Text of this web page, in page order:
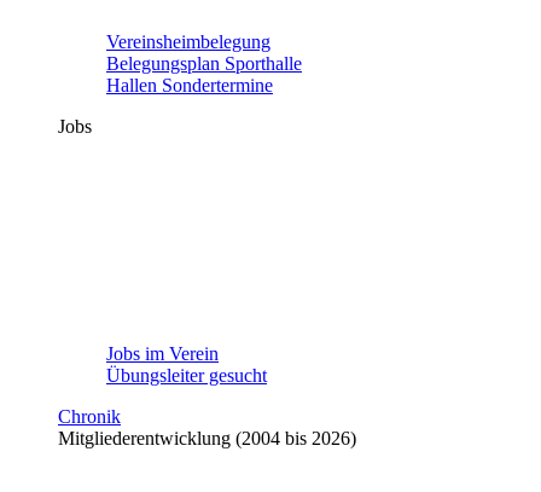
Vereinsheimbelegung
Belegungsplan Sporthalle
Hallen Sondertermine
Jobs
Jobs im Verein
Übungsleiter gesucht
Chronik
Mitgliederentwicklung (2004 bis 2026)